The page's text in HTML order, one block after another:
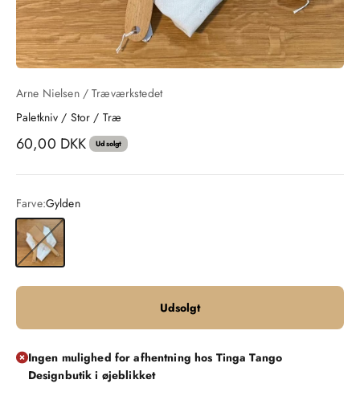
Arne Nielsen / Træværkstedet
Paletkniv / Stor / Træ
Salgspris
60,00 DKK Udsolgt
Farve:Gylden
Gylden
Udsolgt
Ingen mulighed for afhentning hos Tinga Tango
Designbutik i øjeblikket